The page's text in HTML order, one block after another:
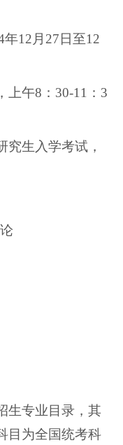
12月27日至12
午8：30-11：3
生入学考试，
专业目录，其
目为全国统考科